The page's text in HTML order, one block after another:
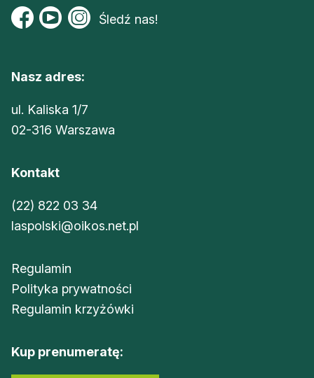
Śledź nas!
Nasz adres:
ul. Kaliska 1/7
02-316 Warszawa
Kontakt
(22) 822 03 34
laspolski@oikos.net.pl
Regulamin
Polityka prywatności
Regulamin krzyżówki
Kup prenumeratę: